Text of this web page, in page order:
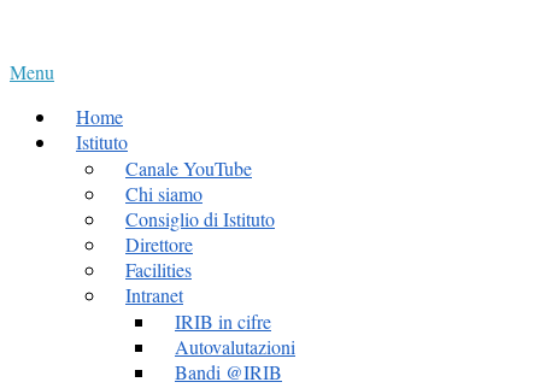
content
Menu
Home
Istituto
Canale YouTube
Chi siamo
Consiglio di Istituto
Direttore
Facilities
Intranet
IRIB in cifre
Autovalutazioni
Bandi @IRIB